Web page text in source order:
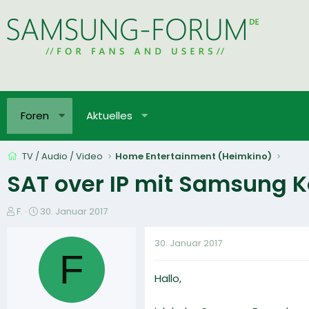
Foren Aktuelles
TV / Audio / Video Home Entertainment (Heimkino)
SAT over IP mit Samsung
E
F.
E
e
l
30. Januar 2017
F
30. Januar 2017
Hallo,